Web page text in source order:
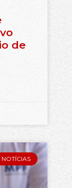
de
NOTÍCIAS